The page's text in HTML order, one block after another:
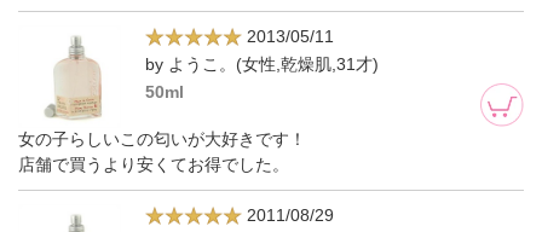
2013/05/11
by ようこ。(女性,乾燥肌,31才)
50ml
女の子らしいこの匂いが大好きです！
店舗で買うより安くてお得でした。
2011/08/29